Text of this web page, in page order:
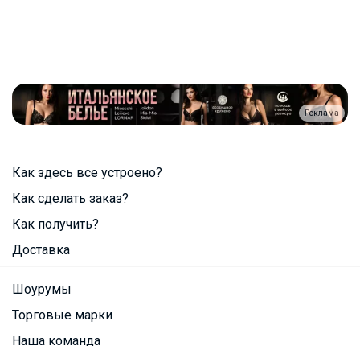
Реклама
Как здесь все устроено?
Как сделать заказ?
Как получить?
Доставка
Шоурумы
Торговые марки
Наша команда